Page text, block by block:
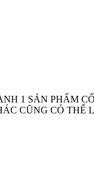
1 SẢN PHẨM
CŨNG CÓ